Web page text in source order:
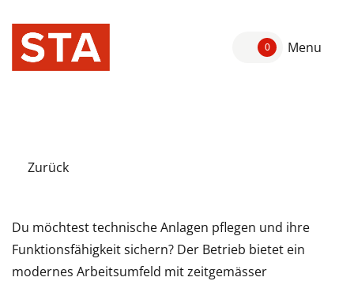
0 Menu
Zurück
Du möchtest technische Anlagen pflegen und ihre
Funktionsfähigkeit sichern? Der Betrieb bietet ein
modernes Arbeitsumfeld mit zeitgemässer